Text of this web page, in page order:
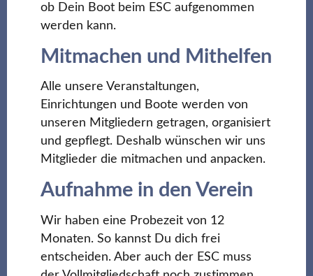
ob Dein Boot beim ESC aufgenommen
werden kann.
Mitmachen und Mithelfen
Alle unsere Veranstaltungen,
Einrichtungen und Boote werden von
unseren Mitgliedern getragen, organisiert
und gepflegt. Deshalb wünschen wir uns
Mitglieder die mitmachen und anpacken.
Aufnahme in den Verein
Wir haben eine Probezeit von 12
Monaten. So kannst Du dich frei
entscheiden. Aber auch der ESC muss